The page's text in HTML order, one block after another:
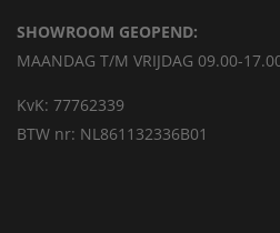
SHOWROOM GEOPEND:
MAANDAG T/M VRIJDAG 09.00-
KvK: 77762339
BTW nr: NL861132336B01